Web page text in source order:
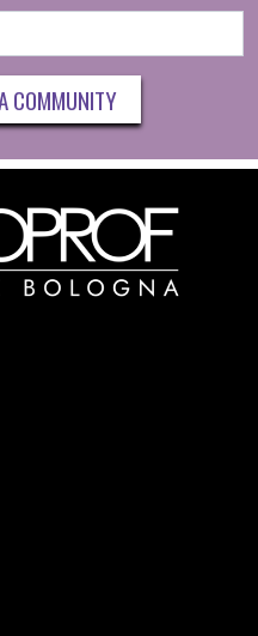
COMMUNITY